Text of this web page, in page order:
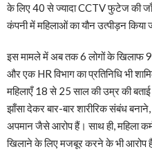
के लिए 40 से ज्यादा CCTV फुटेज की
कंपनी में महिलाओं का यौन उत्पीड़न किया
इस मामले में अब तक 6 लोगों के खिलाफ
और एक HR विभाग का प्रतिनिधि भी
महिलाएँ 18 से 25 साल की उम्र की
झाँसा देकर बार-बार शारीरिक संबंध
अपमान जैसे आरोप हैं। साथ ही, महिला
खिलाने के लिए मजबूर करने के भी आरोप